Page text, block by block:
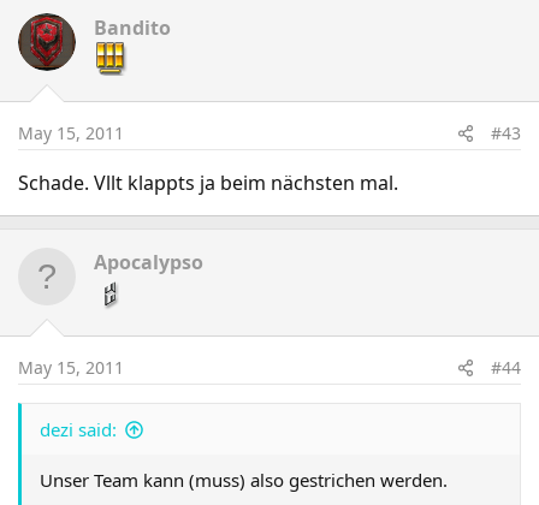
Bandito
May 15, 2011 #43
Schade. Vllt klappts ja beim nächsten mal.
Apocalypso
May 15, 2011 #44
dezi said:
Unser Team kann (muss) also gestrichen werden.